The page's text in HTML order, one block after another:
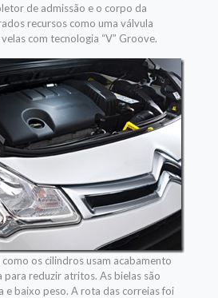
de admissão e o corpo da
recursos como uma válvula
com tecnologia “V” Groove.
os cilindros usam acabamento
para reduzir atritos. As bielas são
e baixo peso. A rota das correias foi